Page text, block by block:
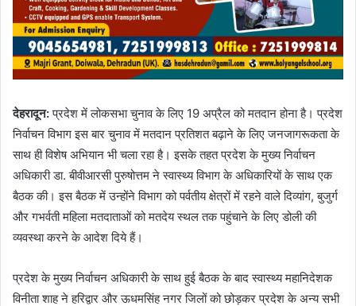
देहरादून:प्रदेश में लोकसभा चुनाव के लिए 19 अप्रैल को मतदान होना है। प्रदेश
निर्वाचन विभाग इस बार चुनाव में मतदान प्रतिशत बढ़ाने के लिए जनजागरूकता के
साथ ही विशेष अभियान भी चला रहा है। इसके तहत प्रदेश के मुख्य निर्वाचन
अधिकारी डा. बीवीआरसी पुरुषोत्तम ने स्वास्थ्य विभाग के अधिकारियों के साथ एक
बैठक की। इस बैठक में उन्होंने विभाग को पर्वतीय क्षेत्रों में रहने वाले दिव्यांग, बुजुर्ग
और गभर्वती महिला मतदाताओं को मतदेय स्थल तक पहुंचाने के लिए डोली की
व्यवस्था करने के आदेश दिये हैं।
प्रदेश के मुख्य निर्वाचन अधिकारी के साथ हुई बैठक के बाद स्वास्थ्य महानिदेशक
विनीता शाह ने हरिद्वार और ऊधमसिंह नगर जिलों को छोड़कर प्रदेश के अन्य सभी